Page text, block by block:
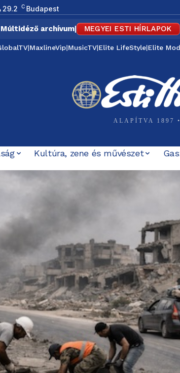
29.2 C Budapest
Múltidéző archívum| MEGYEI ESTI HÍRLAPOK
|MaxlineVip|MusicTV|Elite LifeStyle|Elite
ALAPÍTVA 1897
Kultúra, zene és művészet